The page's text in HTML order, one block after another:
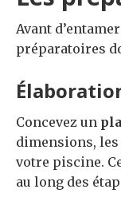
Avant
préparatoires
Concevez un
dimensions,
votre piscine.
au long des